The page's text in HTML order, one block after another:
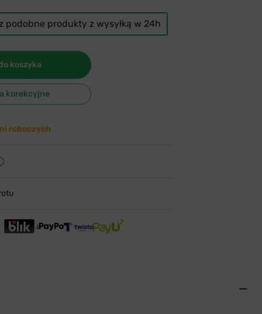
podobne produkty z wysyłką w 24h
koszyka
korekcyjne
roboczych